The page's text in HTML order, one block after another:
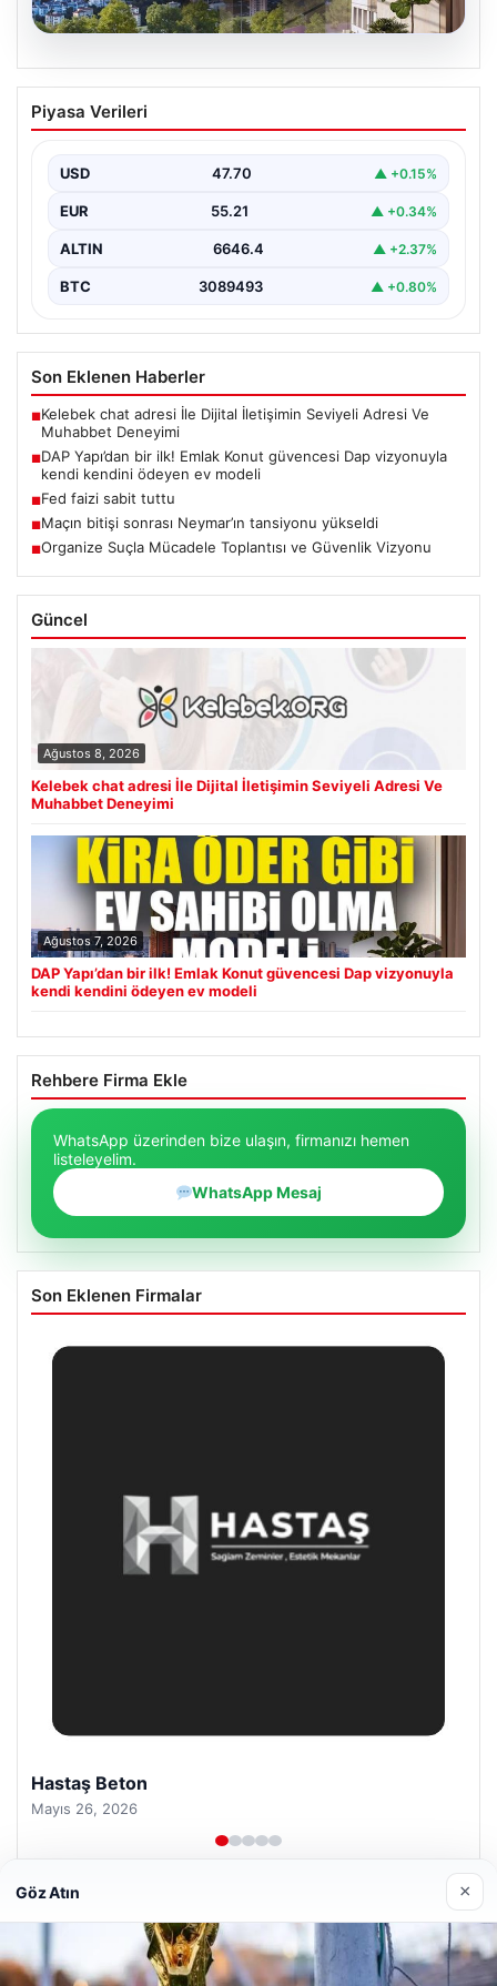
07.08.2026
DAP Yapı’dan bir ilk! Emlak Konut
güvencesi Dap vizyonuyla kendi
Piyasa Verileri
USD 47.70 ▲ +0.15%
EUR 55.21 ▲ +0.34%
ALTIN 6646.4 ▲ +2.37%
BTC 3089493 ▲ +0.80%
Son Eklenen Haberler
■Kelebek chat adresi İle Dijital İletişimin Seviyeli Adresi Ve
Muhabbet Deneyimi
■DAP Yapı’dan bir ilk! Emlak Konut güvencesi Dap vizyonuyla
kendi kendini ödeyen ev modeli
■Fed faizi sabit tuttu
■Maçın bitişi sonrası Neymar’ın tansiyonu yükseldi
■Organize Suçla Mücadele Toplantısı ve Güvenlik Vizyonu
Güncel
Ağustos 8, 2026
Kelebek chat adresi İle Dijital İletişimin Seviyeli Adresi Ve
Muhabbet Deneyimi
Ağustos 7, 2026
DAP Yapı’dan bir ilk! Emlak Konut güvencesi Dap vizyonuyla
kendi kendini ödeyen ev modeli
Rehbere Firma Ekle
WhatsApp üzerinden bize ulaşın, firmanızı hemen
listeleyelim.
WhatsApp Mesaj
Son Eklenen Firmalar
Enes Kaplan Avukatlık Bürosu
Nisan 28, 2026
Göz Atın ×